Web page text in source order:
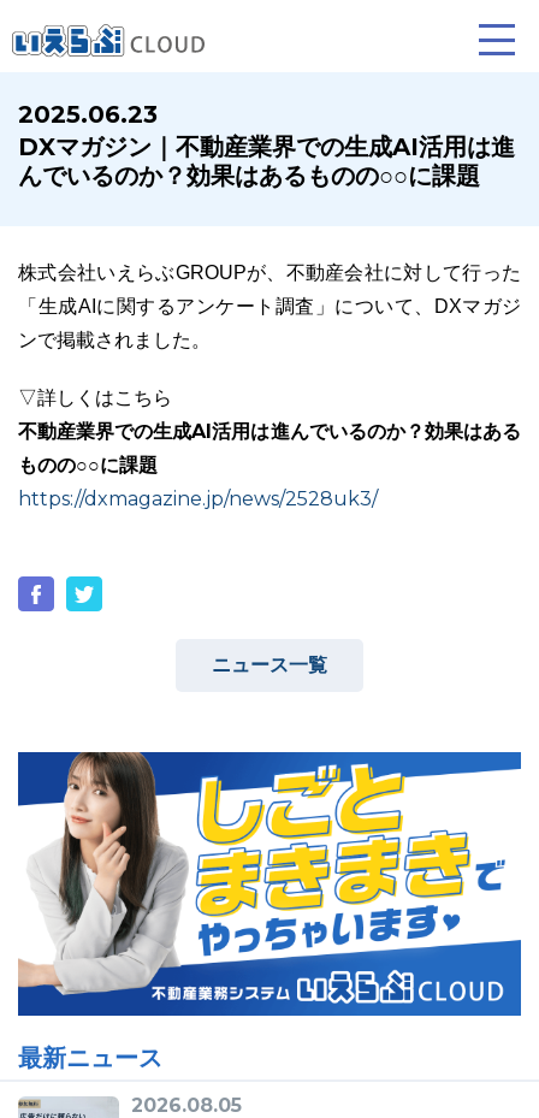
賃貸仲介 売買仲介 賃貸管理
ホームページ制作について
ニュース一覧 お役立ちブログ 資料ダウンロード
特長 サービス一覧 プラン
2025.06.23
DXマガジン｜不動産業界での生成AI活用は進
んでいるのか？効果はあるものの○○に課題
株式会社いえらぶGROUPが、不動産会社に対して行った
「生成AIに関するアンケート調査」について、DXマガジ
ンで掲載されました。
▽詳しくはこちら
不動産業界での生成AI活用は進んでいるのか？効果はある
ものの○○に課題
https://dxmagazine.jp/news/2528uk3/
ニュース一覧
最新ニュース
2026.08.05